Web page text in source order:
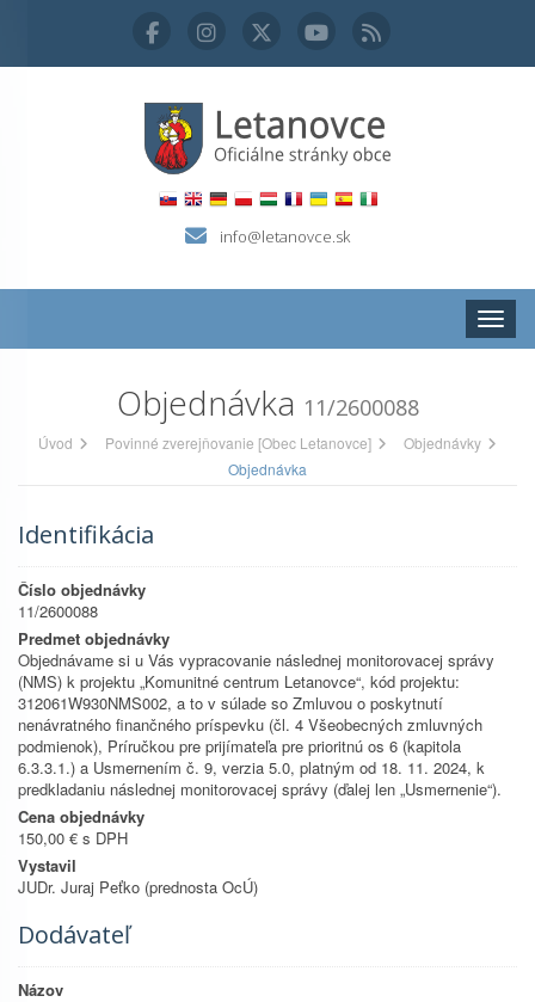
info@letanovce.sk
Objednávka 11/2600088
Úvod Povinné zverejňovanie [Obec Letanovce]
Objednávky
Objednávka
Identifikácia
Číslo objednávky
11/2600088
Predmet objednávky
Objednávame si u Vás vypracovanie následnej monitorovacej správy
(NMS) k projektu „Komunitné centrum Letanovce“, kód projektu:
312061W930NMS002, a to v súlade so Zmluvou o poskytnutí
nenávratného finančného príspevku (čl. 4 Všeobecných zmluvných
podmienok), Príručkou pre prijímateľa pre prioritnú os 6 (kapitola
6.3.3.1.) a Usmernením č. 9, verzia 5.0, platným od 18. 11. 2024, k
predkladaniu následnej monitorovacej správy (ďalej len „Usmernenie“).
Cena objednávky
150,00 € s DPH
Vystavil
JUDr. Juraj Peťko (prednosta OcÚ)
Dodávateľ
Názov